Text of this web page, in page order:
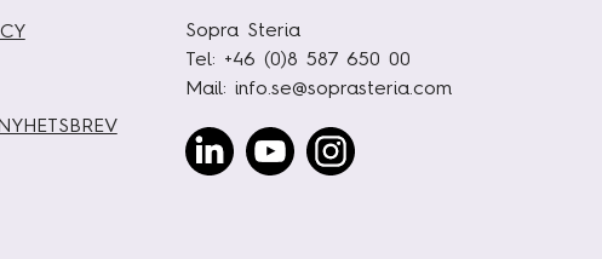
Sopra Steria
Tel: +46 (0)8 587 650 00
Mail: info.se@soprasteria.com
Linked
In
YoutubeInstagram